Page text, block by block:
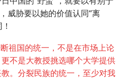
威胁要以她的价值认同“离
祖国的统一，不是在市场上论
不是大教授挑选哪个大学提供
。分裂民族的统一，至少对我